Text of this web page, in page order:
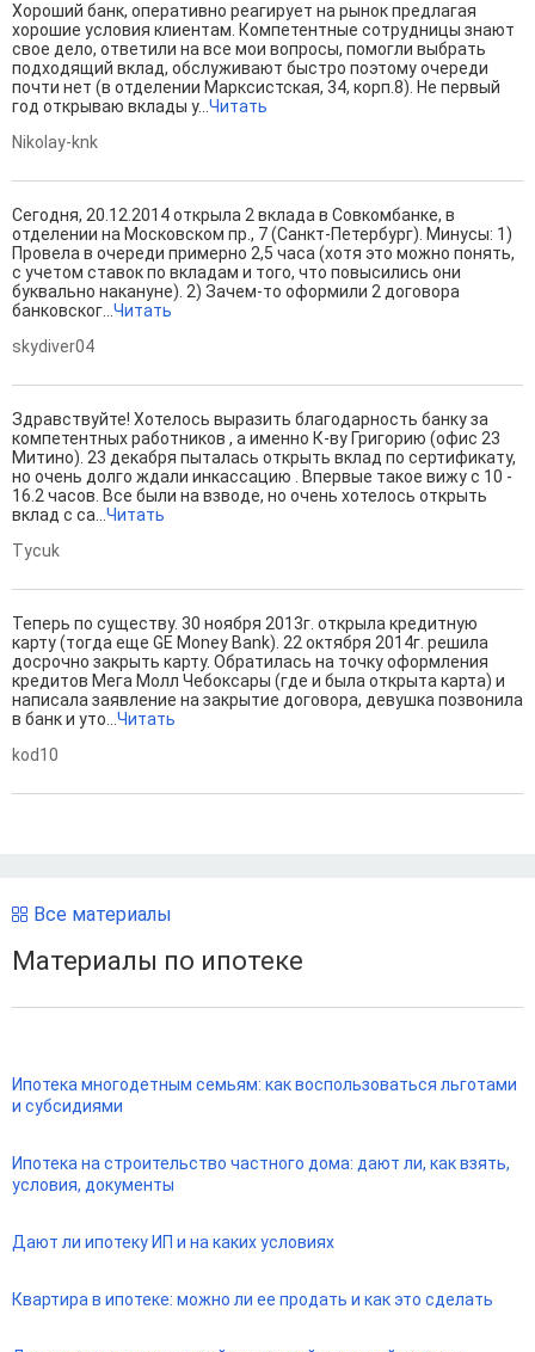
Хороший банк, оперативно реагирует на рынок предлагая
хорошие условия клиентам. Компетентные сотрудницы знают
свое дело, ответили на все мои вопросы, помогли выбрать
подходящий вклад, обслуживают быстро поэтому очереди
почти нет (в отделении Марксистская, 34, корп.8). Не первый
год открываю вклады у...Читать
Nikolay-knk
Сегодня, 20.12.2014 открыла 2 вклада в Совкомбанке, в
отделении на Московском пр., 7 (Санкт-Петербург). Минусы: 1)
Провела в очереди примерно 2,5 часа (хотя это можно понять,
с учетом ставок по вкладам и того, что повысились они
буквально накануне). 2) Зачем-то оформили 2 договора
банковског...Читать
skydiver04
Здравствуйте! Хотелось выразить благодарность банку за
компетентных работников , а именно К-ву Григорию (офис 23
Митино). 23 декабря пыталась открыть вклад по сертификату,
но очень долго ждали инкассацию . Впервые такое вижу с 10 -
16.2 часов. Все были на взводе, но очень хотелось открыть
вклад с са...Читать
Tycuk
Теперь по существу. 30 ноября 2013г. открыла кредитную
карту (тогда еще GE Money Bank). 22 октября 2014г. решила
досрочно закрыть карту. Обратилась на точку оформления
кредитов Мега Молл Чебоксары (где и была открыта карта) и
написала заявление на закрытие договора, девушка позвонила
в банк и уто...Читать
kod10
Все материалы
Материалы по ипотеке
Ипотека многодетным семьям: как воспользоваться льготами
и субсидиями
Ипотека на строительство частного дома: дают ли, как взять,
условия, документы
Дают ли ипотеку ИП и на каких условиях
Квартира в ипотеке: можно ли ее продать и как это сделать